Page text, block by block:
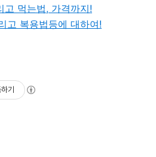
고 먹는법, 가격까지!
고 복용법등에 대하여!
기